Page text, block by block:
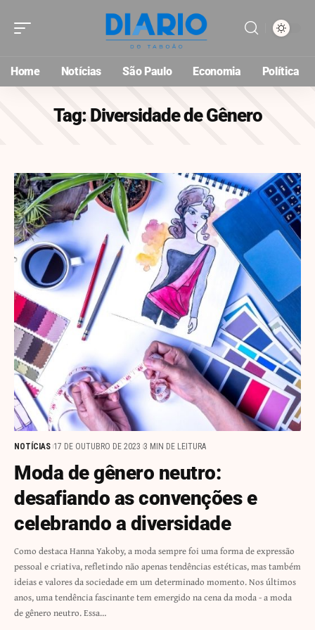
Home Notícias São Paulo Economia Política
Tag: Diversidade de Gênero
NOTÍCIAS 17 DE OUTUBRO DE 2023 3 MIN DE LEITURA
Moda de gênero neutro:
desafiando as convenções e
celebrando a diversidade
Como destaca Hanna Yakoby, a moda sempre foi uma forma de expressão
pessoal e criativa, refletindo não apenas tendências estéticas, mas também
ideias e valores da sociedade em um determinado momento. Nos últimos
anos, uma tendência fascinante tem emergido na cena da moda - a moda
de gênero neutro. Essa…